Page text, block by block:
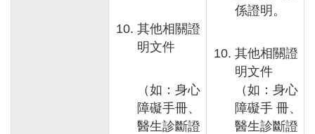
其他相關證
明文件
（如：身心
障礙手冊、
醫生診斷證
係證明。
其他相關證
明文件
（如：身心
障礙手 冊、
醫生診斷證